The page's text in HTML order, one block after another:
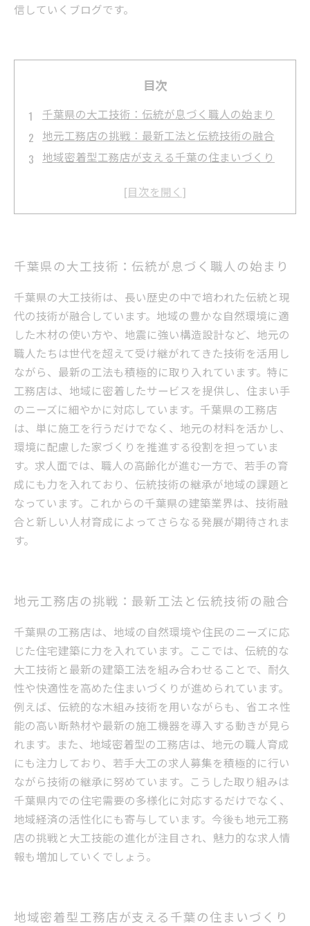
信していくブログです。
目次
千葉県の大工技術：伝統が息づく職人の始まり
地元工務店の挑戦：最新工法と伝統技術の融合
地域密着型工務店が支える千葉の住まいづくり
千葉県の建築業界に迫る求人事情と働き方改革
千葉県の建築を支える工務店と職人たちのこれ
千葉県の大工技術：伝統が息づく職人の始まり
千葉県の大工技術は、長い歴史の中で培われた伝統と現
代の技術が融合しています。地域の豊かな自然環境に適
した木材の使い方や、地震に強い構造設計など、地元の
職人たちは世代を超えて受け継がれてきた技術を活用し
ながら、最新の工法も積極的に取り入れています。特に
工務店は、地域に密着したサービスを提供し、住まい手
のニーズに細やかに対応しています。千葉県の工務店
は、単に施工を行うだけでなく、地元の材料を活かし、
環境に配慮した家づくりを推進する役割を担っていま
す。求人面では、職人の高齢化が進む一方で、若手の育
成にも力を入れており、伝統技術の継承が地域の課題と
なっています。これからの千葉県の建築業界は、技術融
合と新しい人材育成によってさらなる発展が期待されま
す。
地元工務店の挑戦：最新工法と伝統技術の融合
千葉県の工務店は、地域の自然環境や住民のニーズに応
じた住宅建築に力を入れています。ここでは、伝統的な
大工技術と最新の建築工法を組み合わせることで、耐久
性や快適性を高めた住まいづくりが進められています。
例えば、伝統的な木組み技術を用いながらも、省エネ性
能の高い断熱材や最新の施工機器を導入する動きが見ら
れます。また、地域密着型の工務店は、地元の職人育成
にも注力しており、若手大工の求人募集を積極的に行い
ながら技術の継承に努めています。こうした取り組みは
千葉県内での住宅需要の多様化に対応するだけでなく、
地域経済の活性化にも寄与しています。今後も地元工務
店の挑戦と大工技能の進化が注目され、魅力的な求人情
報も増加していくでしょう。
地域密着型工務店が支える千葉の住まいづくり